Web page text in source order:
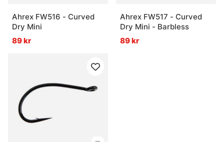
Ahrex FW516 - Curved
Dry Mini
89 kr
Ahrex FW517 - Curved
Dry Mini - Barbless
89 kr